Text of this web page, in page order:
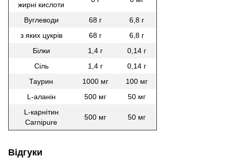
жирні кислоти
Вуглеводи 68 г
6,8 г
з яких цукрів
68 г
6,8 г
Білки
1,4 г
0,14 г
Сіль
1,4 г
0,14 г
Таурин
1000 мг
100 мг
L-аланін
500 мг
50 мг
L-карнітин
Carnipure
500 мг 50 мг
Відгуки